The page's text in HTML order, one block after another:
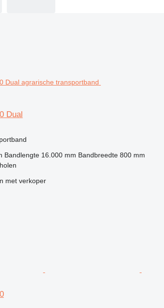
Dual
Bandlengte 16.000 mm Bandbreedte 800 mm
met verkoper